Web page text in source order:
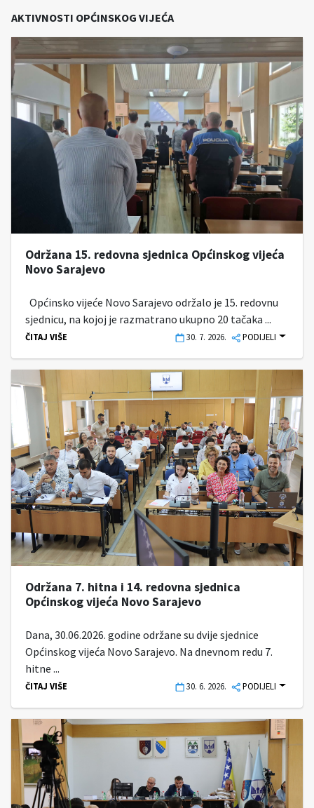
AKTIVNOSTI OPĆINSKOG VIJEĆA
Održana 15. redovna sjednica Općinskog vijeća
Novo Sarajevo
Općinsko vijeće Novo Sarajevo održalo je 15. redovnu
sjednicu, na kojoj je razmatrano ukupno 20 tačaka ...
ČITAJ VIŠE 30. 7. 2026. PODIJELI
Održana 7. hitna i 14. redovna sjednica
Općinskog vijeća Novo Sarajevo
Dana, 30.06.2026. godine održane su dvije sjednice
Općinskog vijeća Novo Sarajevo. Na dnevnom redu 7.
hitne ...
ČITAJ VIŠE 30. 6. 2026. PODIJELI